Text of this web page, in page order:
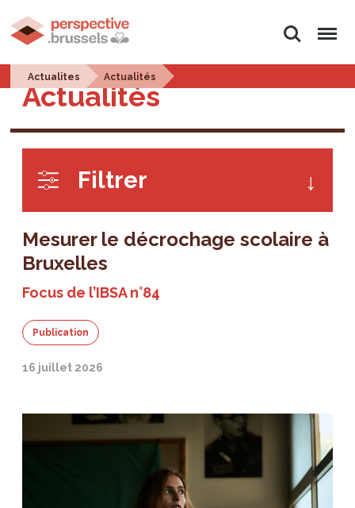
Rechercher
Menu
Actualites Actualités
Actualités
Filtrer
Mesurer le décrochage scolaire à
Bruxelles
Focus de l’IBSA n°84
Publication
16 juillet 2026